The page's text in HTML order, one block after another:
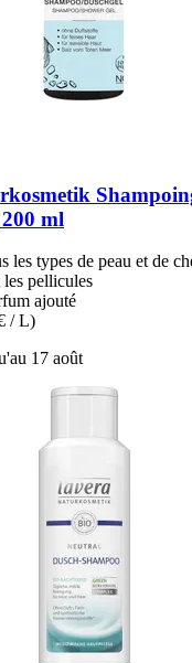
ml
les types de peau et de
les pellicules
ajouté
/ L)
17 août